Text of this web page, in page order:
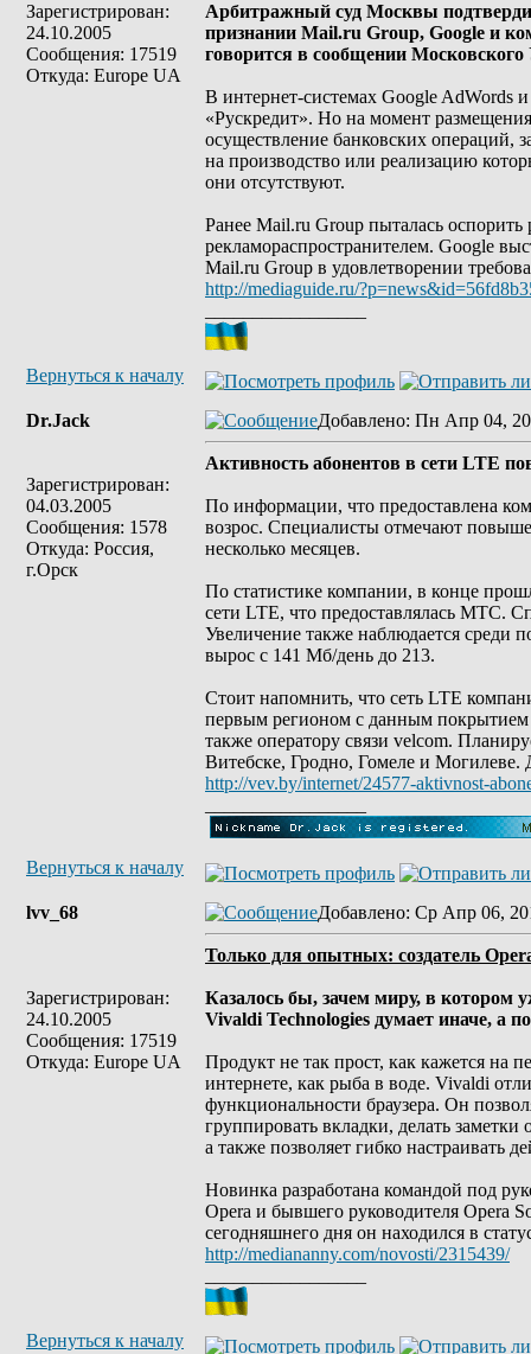
Зарегистрирован:
24.10.2005
Сообщения: 17519
Откуда: Europe UA
Арбитражный суд Москвы
признании Mail.ru Group, Google и
говорится в сообщении
В интернет-системах Google AdWords
«Рускредит». Но на момент
осуществление банковских операций,
на производство или реализацию
они отсутствуют.
Ранее Mail.ru Group пыталась
рекламораспространителем. Google
Mail.ru Group в удовлетворении
http://mediaguide.ru/
Вернуться к началу
Dr.Jack
Зарегистрирован:
04.03.2005
Сообщения: 1578
Откуда: Россия,
г.Орск
Добавлено: Пн Апр 04,
Активность абонентов в сети LTE
По информации, что предоставлена
возрос. Специалисты отмечают
несколько месяцев.
По статистике компании, в конце
сети LTE, что предоставлялась МТС.
Увеличение также наблюдается среди
вырос с 141 Мб/день до 213.
Стоит напомнить, что сеть LTE
первым регионом с данным покрытием
также оператору связи velcom.
Витебске, Гродно, Гомеле и Могилеве.
http://vev.by/internet/24577-aktivnost-
Вернуться к началу
lvv_68
Зарегистрирован:
24.10.2005
Сообщения: 17519
Откуда: Europe UA
Добавлено: Ср Апр 06,
Только для опытных: создатель
Казалось бы, зачем миру, в котором
Vivaldi Technologies думает иначе, а
Продукт не так прост, как кажется на
интернете, как рыба в воде. Vivaldi
функциональности браузера. Он
группировать вкладки, делать
а также позволяет гибко
Новинка разработана командой под
Opera и бывшего руководителя Opera
сегодняшнего дня он находился в
http://mediananny.com/novosti/2315439/
Вернуться к началу